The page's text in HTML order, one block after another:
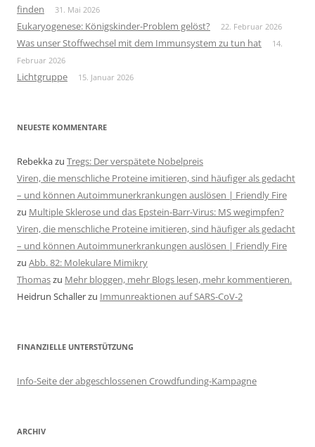
finden
31. Mai 2026
Eukaryogenese: Königskinder-Problem gelöst? 22. Februar 2026
Was unser Stoffwechsel mit dem Immunsystem zu tun hat
14.
Februar 2026
Lichtgruppe 15. Januar 2026
NEUESTE KOMMENTARE
Rebekkazu Tregs: Der verspätete Nobelpreis
Viren, die menschliche Proteine imitieren, sind häufiger als gedacht
– und können Autoimmunerkrankungen auslösen | Friendly Fire
zu Multiple Sklerose und das Epstein-Barr-Virus: MS wegimpfen?
Viren, die menschliche Proteine imitieren, sind häufiger als gedacht
– und können Autoimmunerkrankungen auslösen | Friendly Fire
zu Abb. 82: Molekulare Mimikry
Thomaszu Mehr bloggen, mehr Blogs lesen, mehr kommentieren.
Heidrun Schallerzu Immunreaktionen auf SARS-CoV-2
FINANZIELLE UNTERSTÜTZUNG
Info-Seite der abgeschlossenen Crowdfunding-Kampagne
ARCHIV